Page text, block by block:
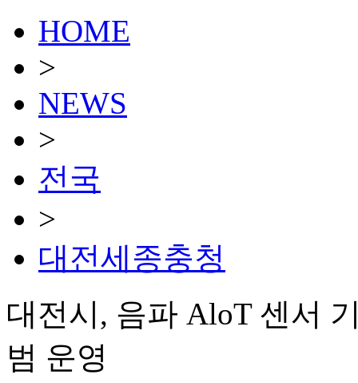
HOME
>
NEWS
>
전국
>
대전세종충청
대전시, 음파 AloT 센서
범 운영